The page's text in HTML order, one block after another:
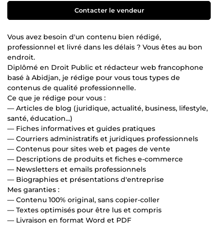
Contacter le vendeur
Vous avez besoin d'un contenu bien rédigé,
professionnel et livré dans les délais ? Vous êtes au bon
endroit.
Diplômé en Droit Public et rédacteur web francophone
basé à Abidjan, je rédige pour vous tous types de
contenus de qualité professionnelle.
Ce que je rédige pour vous :
— Articles de blog (juridique, actualité, business, lifestyle,
santé, éducation...)
— Fiches informatives et guides pratiques
— Courriers administratifs et juridiques professionnels
— Contenus pour sites web et pages de vente
— Descriptions de produits et fiches e-commerce
— Newsletters et emails professionnels
— Biographies et présentations d'entreprise
Mes garanties :
— Contenu 100% original, sans copier-coller
— Textes optimisés pour être lus et compris
— Livraison en format Word et PDF